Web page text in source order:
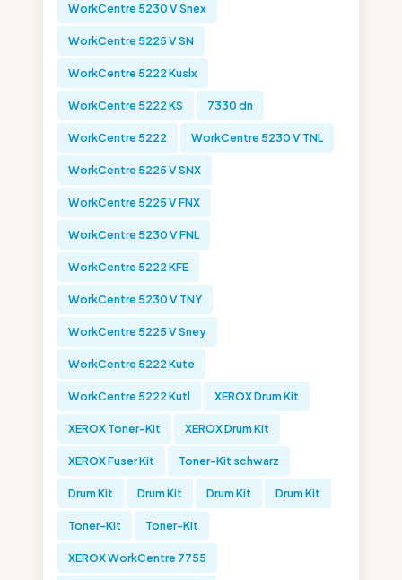
WorkCentre 5230 V Snex
WorkCentre 5225 V SN
WorkCentre 5222 Kuslx
WorkCentre 5222 KS 7330 dn
WorkCentre 5222 WorkCentre 5230 V TNL
WorkCentre 5225 V SNX
WorkCentre 5225 V FNX
WorkCentre 5230 V FNL
WorkCentre 5222 KFE
WorkCentre 5230 V TNY
WorkCentre 5225 V Sney
WorkCentre 5222 Kute
WorkCentre 5222 Kutl XEROX Drum Kit
XEROX Toner-Kit XEROX Drum Kit
XEROX Fuser Kit Toner-Kit schwarz
Drum Kit Drum Kit Drum Kit Drum Kit
Toner-Kit Toner-Kit
XEROX WorkCentre 7755